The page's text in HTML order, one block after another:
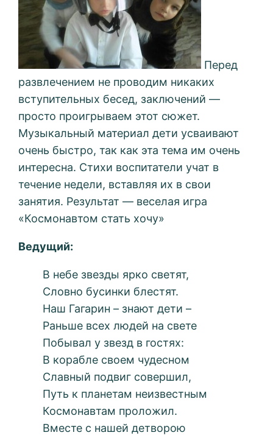
Перед
развлечением не проводим никаких
вступительных бесед, заключений —
просто проигрываем этот сюжет.
Музыкальный материал дети усваивают
очень быстро, так как эта тема им очень
интересна. Стихи воспитатели учат в
течение недели, вставляя их в свои
занятия. Результат — веселая игра
«Космонавтом стать хочу»
Ведущий:
В небе звезды ярко светят,
Словно бусинки блестят.
Наш Гагарин – знают дети –
Раньше всех людей на свете
Побывал у звезд в гостях:
В корабле своем чудесном
Славный подвиг совершил,
Путь к планетам неизвестным
Космонавтам проложил.
Вместе с нашей детворою